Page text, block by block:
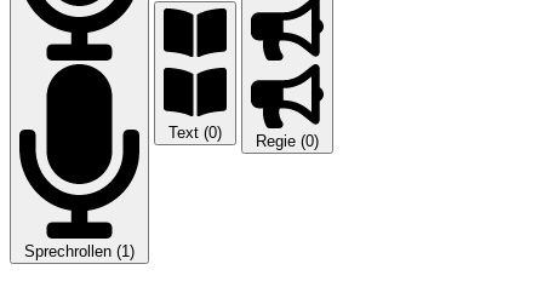
Sprechrollen (1)
Text (0) Regie (0)